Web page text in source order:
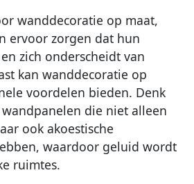
wanddecoratie op maat,
ervoor zorgen dat hun
zich onderscheidt van
kan wanddecoratie op
voordelen bieden. Denk
die niet alleen
ook akoestische
waardoor geluid wordt
ruimtes.